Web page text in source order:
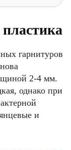
гарнитуров
2-4 мм.
однако при
и